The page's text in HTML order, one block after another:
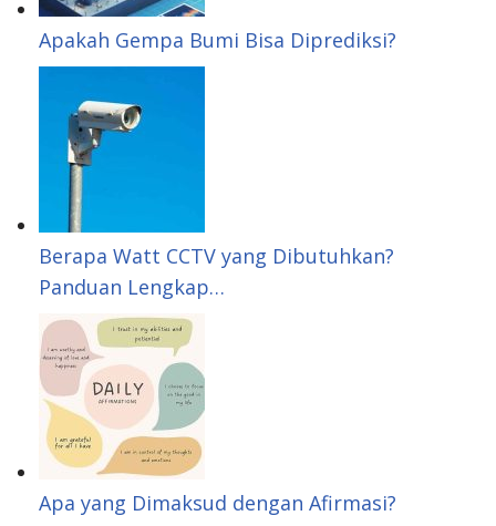
Apakah Gempa Bumi Bisa Diprediksi?
Berapa Watt CCTV yang Dibutuhkan?
Panduan Lengkap…
Apa yang Dimaksud dengan Afirmasi?